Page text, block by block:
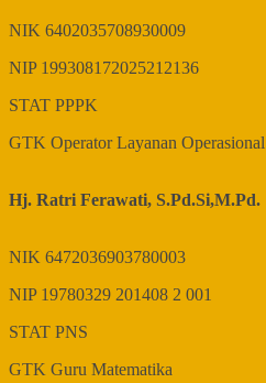
NIK 6402035708930009
NIP 199308172025212136
STAT PPPK
GTK Operator Layanan Operasional
Hj. Ratri Ferawati, S.Pd.Si,M.Pd.
NIK 6472036903780003
NIP 19780329 201408 2 001
STAT PNS
GTK Guru Matematika